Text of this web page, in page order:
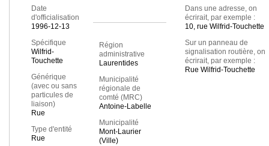
Date
d'officialisation
1996-12-13
Spécifique
Wilfrid-
Touchette
Générique
(avec ou sans
particules de
liaison)
Rue
Type d'entité
Rue
Région
administrative
Laurentides
Municipalité
régionale de
comté (MRC)
Antoine-Labelle
Municipalité
Mont-Laurier
(Ville)
Dans une adresse, on
écrirait, par exemple :
10, rue Wilfrid-Touchette
Sur un panneau de
signalisation routière, on
écrirait, par exemple :
Rue Wilfrid-Touchette